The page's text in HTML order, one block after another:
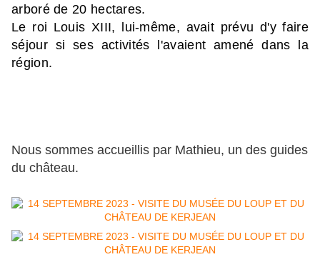
arboré de 20 hectares.
Le roi Louis XIII, lui-même, avait prévu d'y faire
séjour si ses activités l'avaient amené dans la
région.
Nous sommes accueillis par Mathieu, un des guides
du château.